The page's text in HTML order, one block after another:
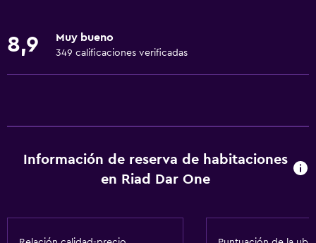
Aire acondicionado
Estacionamiento en la calle
Traslado al aeropuerto (con cargos)
8,9 Muy bueno
349 calificaciones verificadas
Información de reserva de habitaciones
en Riad Dar One